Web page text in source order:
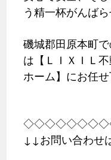
う精一杯がんば
磯城郡田原本町
は【ＬＩＸＩＬ
ホーム】にお任せ
↓↓お問い合わせ